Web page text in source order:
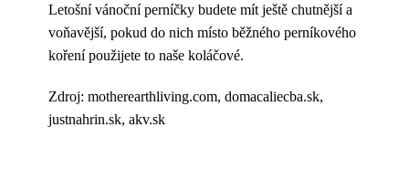
Letošní vánoční perníčky budete mít ještě chutnější a
voňavější, pokud do nich místo běžného perníkového
koření použijete to naše koláčové.
Zdroj: motherearthliving.com, domacaliecba.sk,
justnahrin.sk, akv.sk